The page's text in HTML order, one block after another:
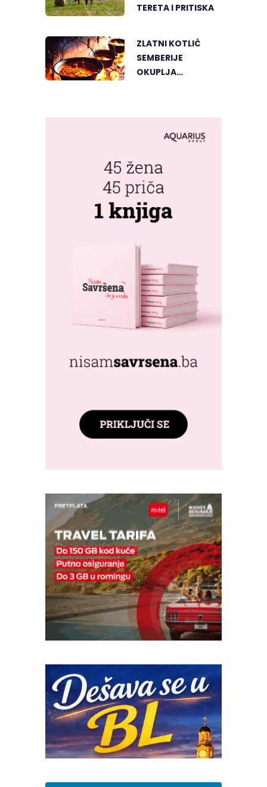
TERETA I PRITISKA
ZLATNI KOTLIĆ
SEMBERIJE
OKUPLJA
U DVOROVIMA